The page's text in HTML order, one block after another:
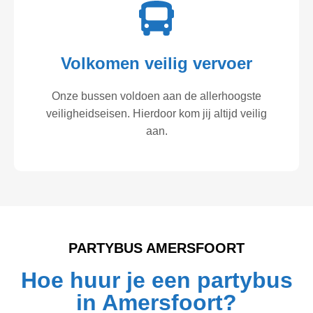
Volkomen veilig vervoer
Onze bussen voldoen aan de allerhoogste
veiligheidseisen. Hierdoor kom jij altijd veilig
aan.
PARTYBUS AMERSFOORT
Hoe huur je een partybus
in Amersfoort?